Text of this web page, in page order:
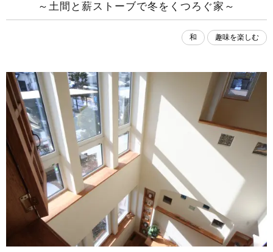
～土間と薪ストーブで冬をくつろぐ家～
和 趣味を楽しむ